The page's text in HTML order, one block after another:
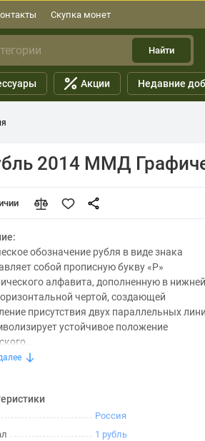
Скупка монет
Найти
Акции Недавние
2014 ММД
обозначение рубля в виде знака
собой прописную букву «Р»
алфавита, дополненную в нижней
чертой, создающей
присутствия двух параллельных
устойчивое положение
Россия
1 рубль